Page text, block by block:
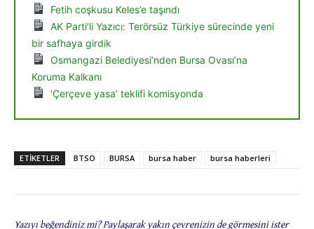
Fetih coşkusu Keles’e taşındı
AK Parti’li Yazıcı: Terörsüz Türkiye sürecinde yeni
bir safhaya girdik
Osmangazi Belediyesi’nden Bursa Ovası’na
Koruma Kalkanı
‘Çerçeve yasa’ teklifi komisyonda
ETIKETLER BTSO BURSA bursa haber bursa haberleri
Yazıyı beğendiniz mi? Paylaşarak yakın çevrenizin de görmesini ister